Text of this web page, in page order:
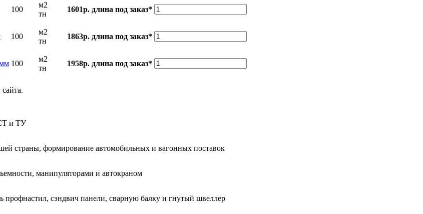
100
м2
тн
1601р. длина под заказ*
100
м2
тн
1863р. длина под заказ*
100
м2
тн
1958р. длина под заказ*
и ТУ
страны, формирование автомобильных и вагонных поставок
манипуляторами и автокраном
профнастил, сэндвич панели, сварную балку и гнутый швеллер